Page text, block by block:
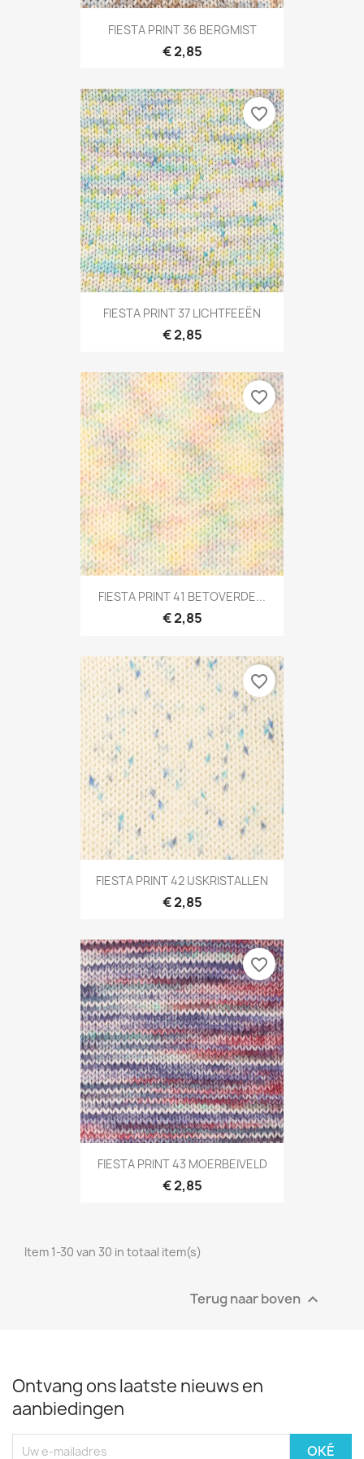
FIESTA PRINT 36 BERGMIST
€ 2,85
FIESTA PRINT 37 LICHTFEEËN
€ 2,85
favorite_border
FIESTA PRINT 41 BETOVERDE...
€ 2,85
favorite_border
FIESTA PRINT 42 IJSKRISTALLEN
€ 2,85
favorite_border
FIESTA PRINT 43 MOERBEIVELD
€ 2,85
favorite_border
Item 1-30 van 30 in totaal item(s)
Terug naar boven 
Ontvang ons laatste nieuws en
aanbiedingen